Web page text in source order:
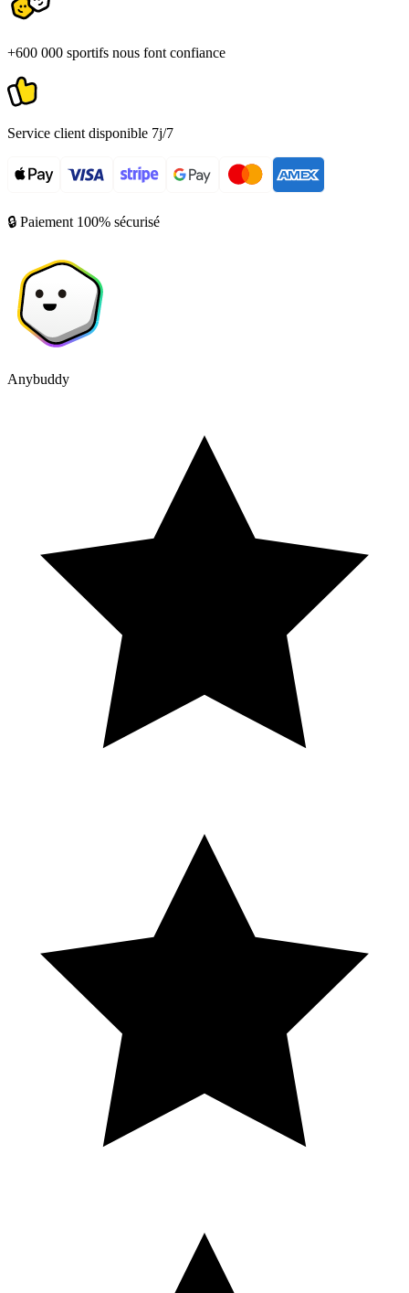
+600 000 sportifs nous font confiance
Service client disponible 7j/7
🔒 Paiement 100% sécurisé
Anybuddy